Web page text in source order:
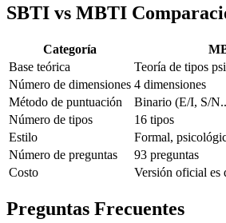
SBTI vs MBTI
Categoría
Base teórica
Teoría de tipos
Número de dimensiones 4 dimensiones
Método de puntuación
Binario (E/I, S/
Número de tipos
16 tipos
Estilo
Formal,
Número de preguntas
93 preguntas
Costo
Versión oficial es
Preguntas Frecuentes